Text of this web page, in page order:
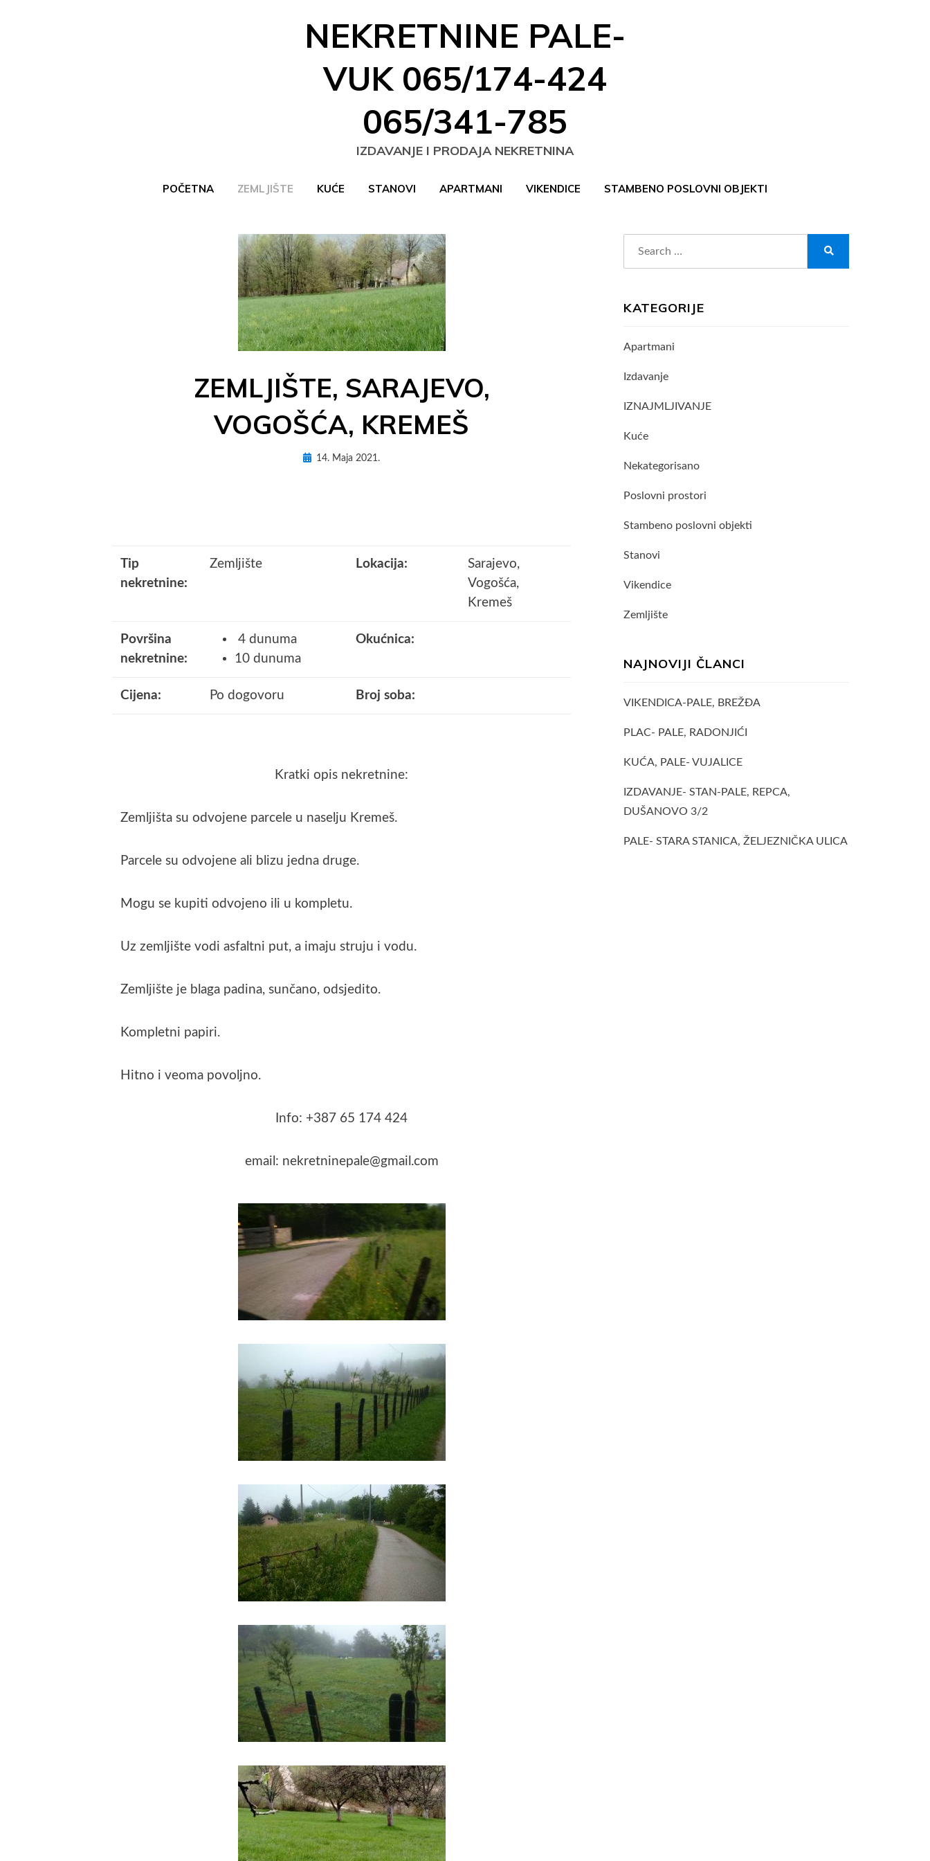
NEKRETNINE PALE-
VUK 065/174-424
065/341-785
IZDAVANJE I PRODAJA NEKRETNINA
POČETNA ZEMLJIŠTE KUĆE STANOVI APARTMANI VIKENDICE STAMBENO POSLOVNI OBJEKTI
ZEMLJIŠTE, SARAJEVO,
VOGOŠĆA, KREMEŠ
by AdM3Es
Posted14. Maja 2021.
Tip
nekretnine:
Zemljište Lokacija:
Sarajevo,
Vogošća,
Kremeš
Površina
nekretnine:
4 dunuma
10 dunuma
Okućnica:
Cijena: Po dogovoru Broj soba:
Kratki opis nekretnine:
Zemljišta su odvojene parcele u naselju Kremeš.
Parcele su odvojene ali blizu jedna druge.
Mogu se kupiti odvojeno ili u kompletu.
Uz zemljište vodi asfaltni put, a imaju struju i vodu.
Zemljište je blaga padina, sunčano, odsjedito.
Kompletni papiri.
Hitno i veoma povoljno.
Info: +387 65 174 424
email: nekretninepale@gmail.com
KATEGORIJE
Apartmani
Izdavanje
IZNAJMLJIVANJE
Kuće
Nekategorisano
Poslovni prostori
Stambeno poslovni objekti
Stanovi
Vikendice
Zemljište
NAJNOVIJI ČLANCI
VIKENDICA-PALE, BREŽĐA
PLAC- PALE, RADONJIĆI
KUĆA, PALE- VUJALICE
IZDAVANJE- STAN-PALE, REPCA,
DUŠANOVO 3/2
PALE- STARA STANICA, ŽELJEZNIČKA ULICA